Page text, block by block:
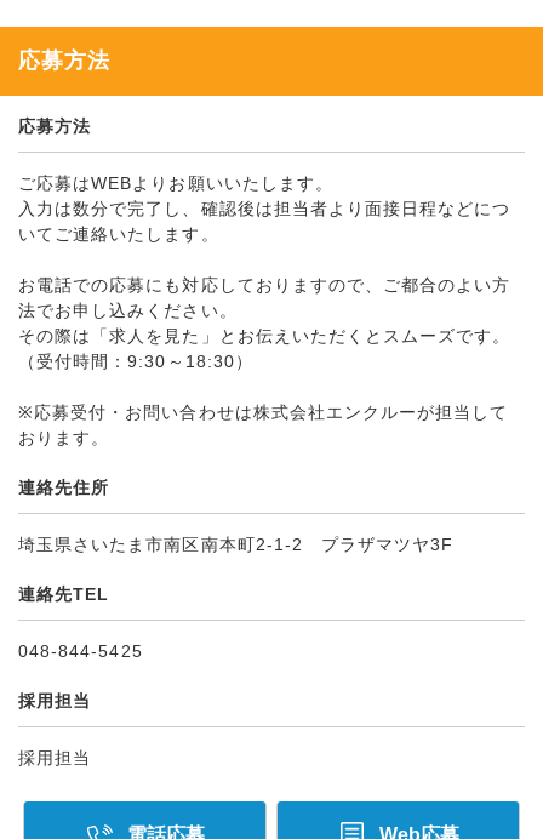
応募方法
応募方法
ご応募はWEBよりお願いいたします。
入力は数分で完了し、確認後は担当者より面接日程などにつ
いてご連絡いたします。
お電話での応募にも対応しておりますので、ご都合のよい方
法でお申し込みください。
その際は「求人を見た」とお伝えいただくとスムーズです。
（受付時間：9:30～18:30）
※応募受付・お問い合わせは株式会社エンクルーが担当して
おります。
連絡先住所
埼玉県さいたま市南区南本町2-1-2 プラザマツヤ3F
連絡先TEL
048-844-5425
採用担当
採用担当
電話応募 Web応募